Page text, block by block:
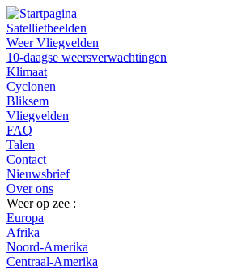
Satellietbeelden
Weer Vliegvelden
10-daagse weersverwachtingen
Klimaat
Cyclonen
Bliksem
Vliegvelden
FAQ
Talen
Contact
Nieuwsbrief
Over ons
Weer op zee :
Europa
Afrika
Noord-Amerika
Centraal-Amerika